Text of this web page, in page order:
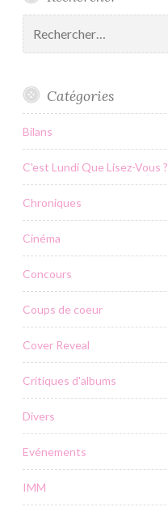
Catégories
Bilans
C'est Lundi Que Lisez-Vous ?
Chroniques
Cinéma
Concours
Coups de coeur
Cover Reveal
Critiques d'albums
Divers
Evénements
IMM